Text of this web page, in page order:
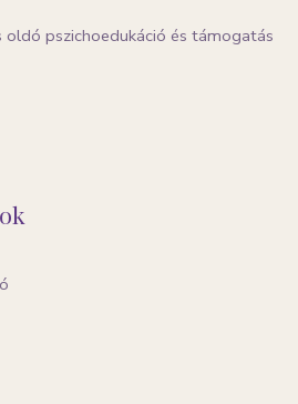
oldó pszichoedukáció és támogatás